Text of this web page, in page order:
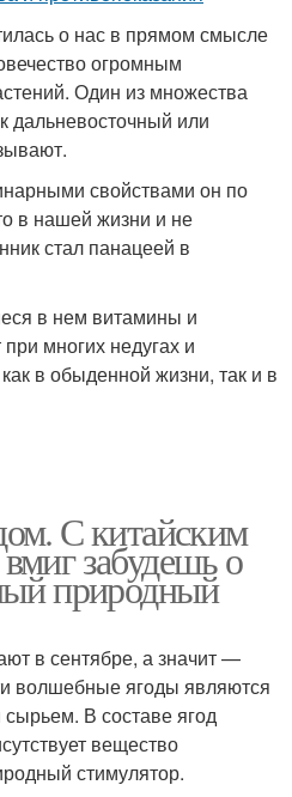
о нас в прямом смысле
огромным
Один из множества
дальневосточный или
свойствами он по
в нашей жизни и не
стал панацеей в
в нем витамины и
многих недугах и
в обыденной жизни, так и в
С китайским
забудешь о
природный
в сентябре, а значит —
волшебные ягоды являются
В составе ягод
вещество
стимулятор.